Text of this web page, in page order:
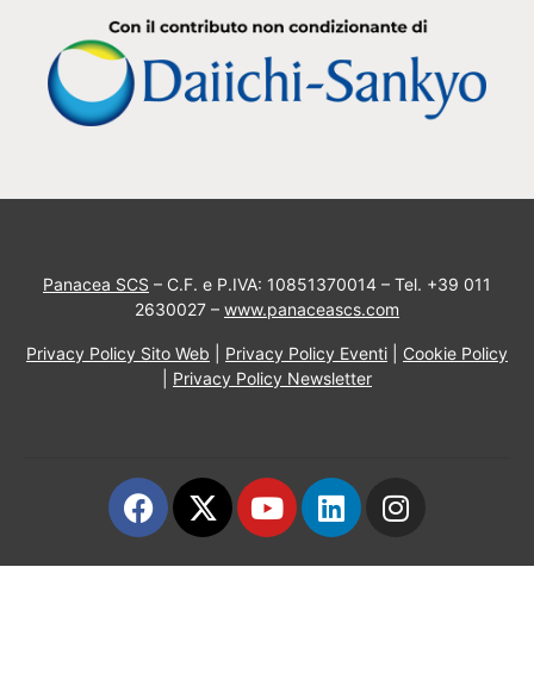
Panacea SCS – C.F. e P.IVA: 10851370014 – Tel. +39 011
2630027 – www.panaceascs.com
Privacy Policy Sito Web Privacy Policy Eventi
Cookie Policy
Privacy Policy Newsletter